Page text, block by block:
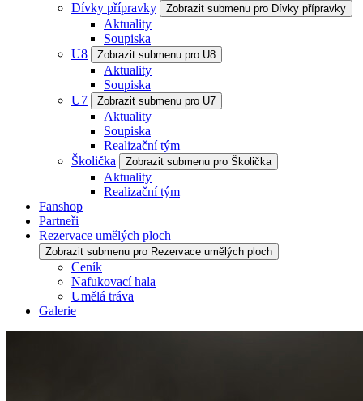
Dívky přípravky
Zobrazit submenu pro Dívky přípravky
Aktuality
Soupiska
U8
Zobrazit submenu pro U8
Aktuality
Soupiska
U7
Zobrazit submenu pro U7
Aktuality
Soupiska
Realizační tým
Školička
Zobrazit submenu pro Školička
Aktuality
Realizační tým
Fanshop
Partneři
Rezervace umělých ploch
Zobrazit submenu pro Rezervace umělých ploch
Ceník
Nafukovací hala
Umělá tráva
Galerie